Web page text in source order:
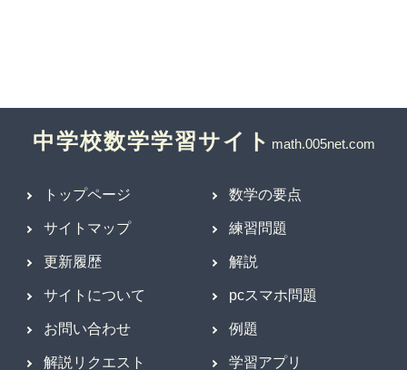
中学校数学学習サイト
トップページ
サイトマップ
更新履歴
サイトについて
お問い合わせ
解説リクエスト
数学の要点
練習問題
解説
pcスマホ問題
例題
学習アプリ